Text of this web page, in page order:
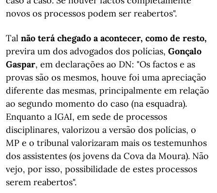
novos os processos podem ser reabertos".
Tal não terá chegado a acontecer, como de resto,
previra um dos advogados dos polícias, Gonçalo
Gaspar, em declarações ao DN: "Os factos e as
provas são os mesmos, houve foi uma apreciação
diferente das mesmas, principalmente em relação
ao segundo momento do caso (na esquadra).
Enquanto a IGAI, em sede de processos
disciplinares, valorizou a versão dos polícias, o
MP e o tribunal valorizaram mais os testemunhos
dos assistentes (os jovens da Cova da Moura). Não
vejo, por isso, possibilidade de estes processos
serem reabertos".